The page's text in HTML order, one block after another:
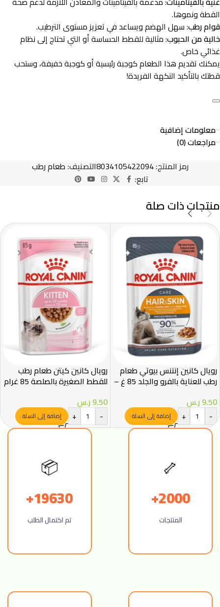
القطة ونموها.
قوام رطب: سهل الهضم ويساعد في تعزيز مستوى الترطيب.
خالية من الحبوب: مثالية للقطط الحساسة أو التي تحتاج إلى نظام
غذائي خاص.
يمكنك تقديم هذا الطعام كوجبة رئيسية أو كوجبة خفيفة، وستحب
قطتك بالتأكيد النكهة الفريدة!
معلومات إضافية
مراجعات (0)
رمز المنتج:8034105422094التصنيف: طعام رطب
تابع:
منتجات ذات صلة
رويال كانين إنتنس بيوتي طعام
رطب للعناية بالفرو والجلد 85 غ –
9.50ر.س
-
+ إضافة إلى السلة
رويال كانين كيتن طعام رطب
للقطط الصغيرة بالصلصة 85 غرام
9.50ر.س
-
+ إضافة إلى السلة
🦴
2000+
المنتجات
📦
19630+
تم اكتمال الطلب